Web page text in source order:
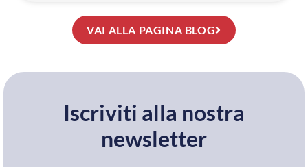
VAI ALLA PAGINA BLOG
Iscriviti alla nostra
newsletter